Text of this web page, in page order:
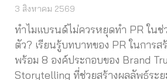
3 สิงหาคม 2569
ทำไมแบรนด์ไม่ควรหยุดทำ PR ในช่
ตัว? เรียนรู้บทบาทของ PR ในการส
พร้อม 8 องค์ประกอบของ Brand
Storytelling ที่ช่วยสร้างผลลัพธ์ระย